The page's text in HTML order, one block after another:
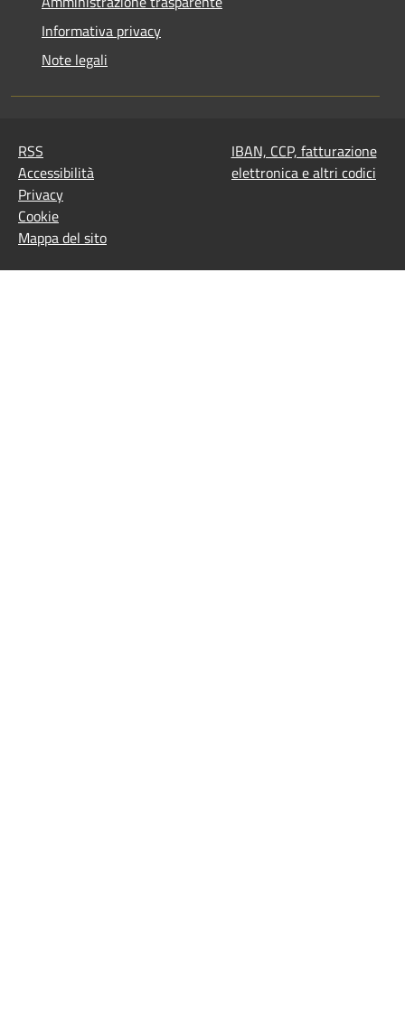
Informativa privacy
Note legali
RSS
Accessibilità
Privacy
Cookie
Mappa del sito
IBAN, CCP, fatturazione
elettronica e altri codici